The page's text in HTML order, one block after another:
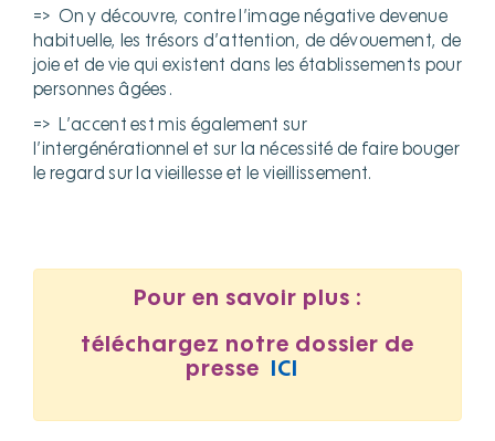
=> On y découvre, contre l’image négative devenue
habituelle, les trésors d’attention, de dévouement, de
joie et de vie qui existent dans les établissements pour
personnes âgées.
=> L’accent est mis également sur
l’intergénérationnel et sur la nécessité de faire bouger
le regard sur la vieillesse et le vieillissement.
Pour en savoir plus :
téléchargez notre dossier de
presse
ICI